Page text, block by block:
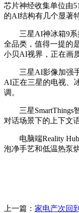
芯片神经收集单位由
的AI结构有几个显著
三星AI神冰箱9系搭
全品类，值得一提的
小贝AI视界，正在画
三星AI影像加强手
AI正在三星的电视、
调。
三星SmartThings智
对话场景下的上下文
电脑端Reality Hub
泡净手艺和低温热泵
上一篇： 家电产次回